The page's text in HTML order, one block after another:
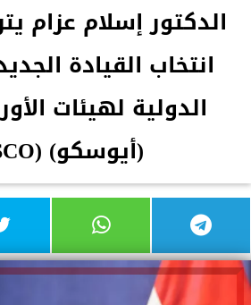
الدكتور إسلام عزام
انتخاب القيادة
الدولية لهيئات
(أيوسكو) (IOSCO)